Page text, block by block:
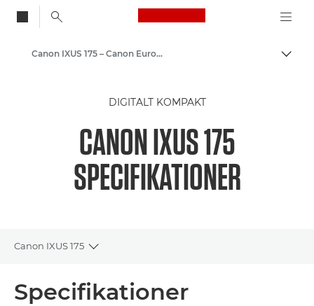
Canon Logo, back
Skift
Canon IXUS 175 – Canon Europe
DIGITALT KOMPAKT
CANON IXUS 175
SPECIFIKATIONER
Canon IXUS 175
Toggle breadcrumbs
Specifikationer